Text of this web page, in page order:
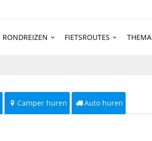
RONDREIZEN FIETSROUTES THEMA
Camper huren Auto huren